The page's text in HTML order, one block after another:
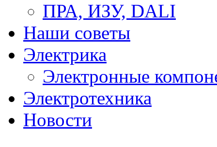
ПРА, ИЗУ, DALI
Наши советы
Электрика
Электронные
Электротехника
Новости